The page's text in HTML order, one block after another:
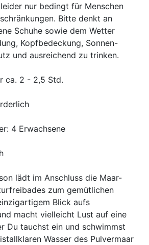
nur bedingt für Menschen
Bitte denkt an
Schuhe sowie dem Wetter
Kopfbedeckung, Sonnen-
und ausreichend zu trinken.
ca. 2 - 2,5 Std.
4 Erwachsene
lädt im Anschluss die Maar-
zum gemütlichen
Blick aufs
macht vielleicht Lust auf eine
Du tauchst ein und schwimmst
Wasser des Pulvermaar